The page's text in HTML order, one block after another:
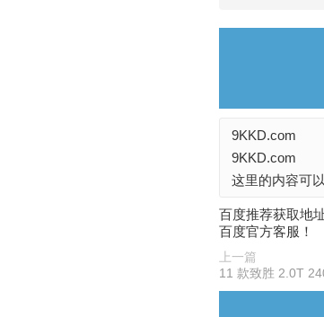
9KKD.com
9KKD.com
这里的内容可
百度推荐获取地
百度官方客服！
上一篇
11 款致胜 2.0T